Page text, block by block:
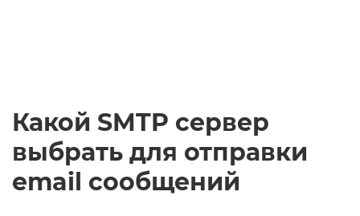
Какой SMTP сервер
выбрать для отправки
email сообщений